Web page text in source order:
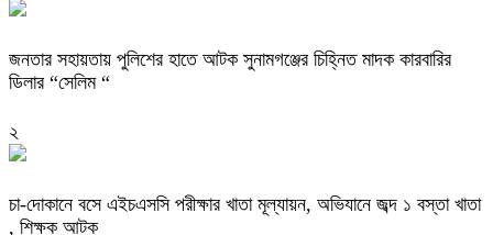
জনতার সহায়তায় পুলিশের হাতে আটক সুনামগঞ্জের চিহ্নিত মাদক কারবারির
ডিলার “সেলিম “
২
চা-দোকানে বসে এইচএসসি পরীক্ষার খাতা মূল্যায়ন, অভিযানে জব্দ ১ বস্তা খাতা
, শিক্ষক আটক